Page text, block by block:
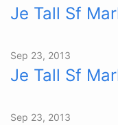
Je Tall Sf
Sep 23, 2013
Je Tall Sf
Sep 23, 2013